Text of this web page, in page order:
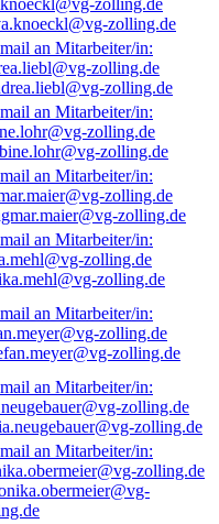
zolling.de
zolling.de
zolling.de
zolling.de
zolling.de
zolling.de
zolling.de